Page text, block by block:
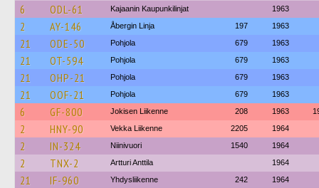
6 ODL-61 Kajaanin Kaupunkilinjat 1963
2 AY-146 Åbergin Linja 197 1963
21 ODE-50 Pohjola 679 1963
21 OT-594 Pohjola 679 1963
21 OHP-21 Pohjola 679 1963
21 OOF-21 Pohjola 679 1963
6 GF-800 Jokisen Liikenne 208 1963
2 HNY-90 Vekka Liikenne 2205 1964
2 IN-324 Niinivuori 1540 1964
2 TNX-2 Artturi Anttila 1964
21 IF-960 Yhdysliikenne 242 1964